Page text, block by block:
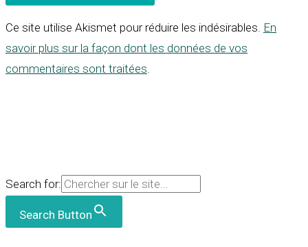
Ce site utilise Akismet pour réduire les indésirables. En
savoir plus sur la façon dont les données de vos
commentaires sont traitées
Search for:
Search Button